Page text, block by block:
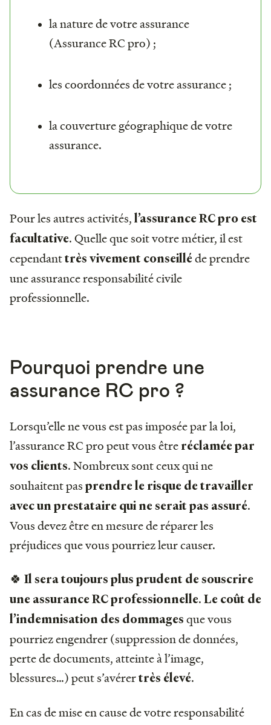
la nature de votre assurance
(Assurance RC pro) ;
les coordonnées de votre assurance ;
la couverture géographique de votre
assurance.
Pour les autres activités, l’assurance RC pro est
facultative. Quelle que soit votre métier, il est
cependanttrès vivement conseilléde prendre
une assurance responsabilité civile
professionnelle.
Pourquoi prendre une
assurance RC pro ?
Lorsqu’elle ne vous est pas imposée par la loi,
l’assurance RC pro peut vous être réclamée par
vos clients. Nombreux sont ceux qui ne
souhaitent pas prendre le risque de travailler
avec un prestataire qui ne serait pas assuré.
Vous devez être en mesure de réparer les
préjudices que vous pourriez leur causer.
🍀 Il sera toujours plus prudent de souscrire
une assurance RC professionnelle. Le coût de
l’indemnisation des dommages que vous
pourriez engendrer (suppression de données,
perte de documents, atteinte à l’image,
blessures…) peut s’avérertrès élevé.
En cas de mise en cause de votre responsabilité